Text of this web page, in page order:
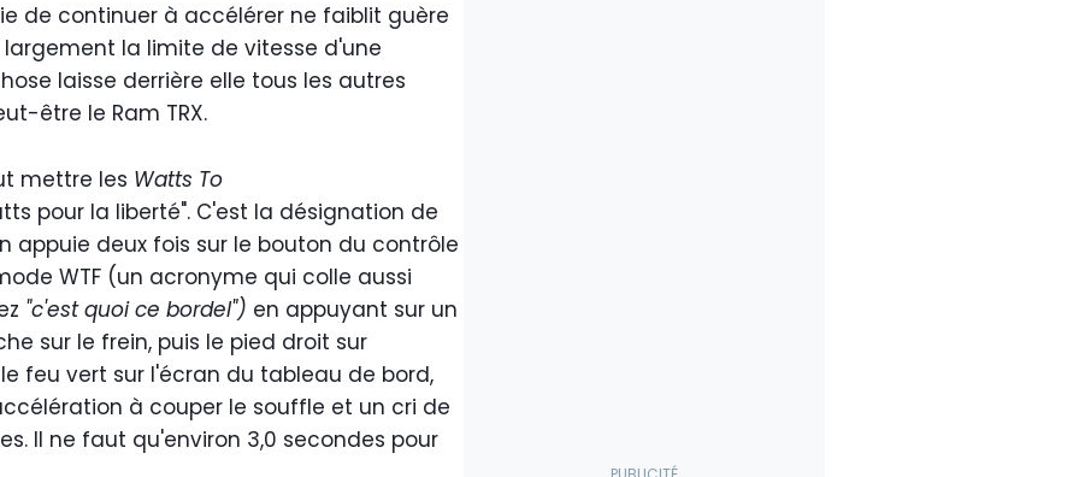
de continuer à accélérer ne faiblit guère
la limite de vitesse d'une
laisse derrière elle tous les autres
être le Ram TRX.
mettre les Watts To
pour la liberté". C'est la désignation de
appuie deux fois sur le bouton du contrôle
WTF (un acronyme qui colle aussi
"c'est quoi ce bordel") en appuyant sur un
sur le frein, puis le pied droit sur
feu vert sur l'écran du tableau de bord,
à couper le souffle et un cri de
Il ne faut qu'environ 3,0 secondes pour